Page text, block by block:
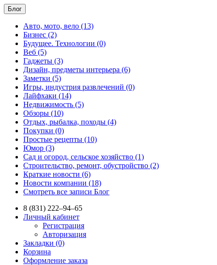
Блог
Авто, мото, вело (13)
Бизнес (2)
Будущее. Технологии (0)
Веб (5)
Гаджеты (3)
Дизайн, предметы интерьера (6)
Заметки (5)
Игры, индустрия развлечений (0)
Лайфхаки (14)
Недвижимость (5)
Обзоры (10)
Отдых, рыбалка, походы (4)
Покупки (0)
Простые рецепты (10)
Юмор (3)
Сад и огород, сельское хозяйство (1)
Строительство, ремонт, обустройство (2)
Краткие новости (6)
Новости компании (18)
Смотреть все записи Блог
8 (831) 222–94–65
Личный кабинет
Регистрация
Авторизация
Закладки (0)
Корзина
Оформление заказа